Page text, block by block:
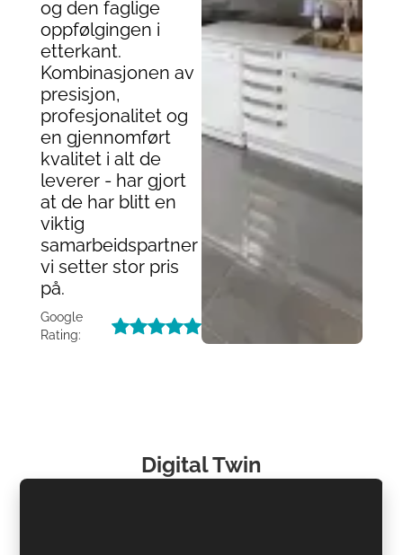
og den faglige
oppfølgingen i
etterkant.
Kombinasjonen av
presisjon,
profesjonalitet og
en gjennomført
kvalitet i alt de
leverer - har gjort
at de har blitt en
viktig
samarbeidspartner
vi setter stor pris
på.
Google
Rating:
Digital Twin